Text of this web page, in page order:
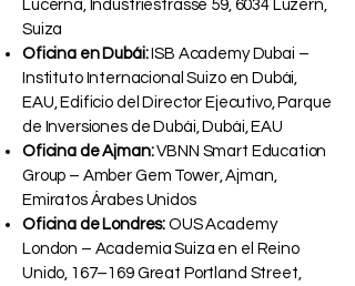
Lucerna, Industriestrasse 59, 6034 Luzern,
Suiza
Oficina en Dubái:ISB Academy Dubai –
Instituto Internacional Suizo en Dubái,
EAU, Edificio del Director Ejecutivo, Parque
de Inversiones de Dubái, Dubái, EAU
Oficina de Ajman:VBNN Smart Education
Group – Amber Gem Tower, Ajman,
Emiratos Árabes Unidos
Oficina de Londres: OUS Academy
London – Academia Suiza en el Reino
Unido, 167–169 Great Portland Street,